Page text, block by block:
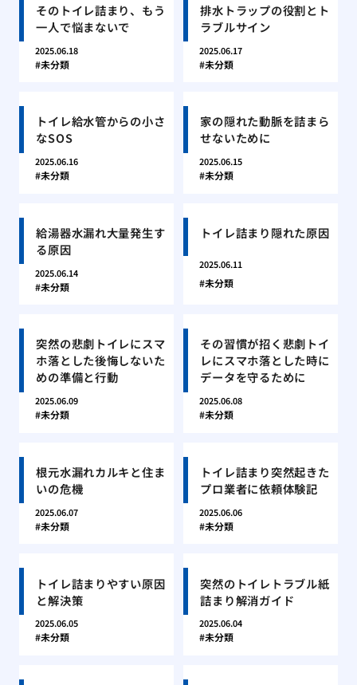
そのトイレ詰まり、もう
一人で悩まないで
2025.06.18
未分類
排水トラップの役割とト
ラブルサイン
2025.06.17
未分類
トイレ給水管からの小さ
なSOS
2025.06.16
未分類
家の隠れた動脈を詰まら
せないために
2025.06.15
未分類
給湯器水漏れ大量発生す
る原因
2025.06.14
未分類
トイレ詰まり隠れた原因
2025.06.11
未分類
突然の悲劇トイレにスマ
ホ落とした後悔しないた
めの準備と行動
2025.06.09
未分類
その習慣が招く悲劇トイ
レにスマホ落とした時に
データを守るために
2025.06.08
未分類
根元水漏れカルキと住ま
いの危機
2025.06.07
未分類
トイレ詰まり突然起きた
プロ業者に依頼体験記
2025.06.06
未分類
トイレ詰まりやすい原因
と解決策
2025.06.05
未分類
突然のトイレトラブル紙
詰まり解消ガイド
2025.06.04
未分類